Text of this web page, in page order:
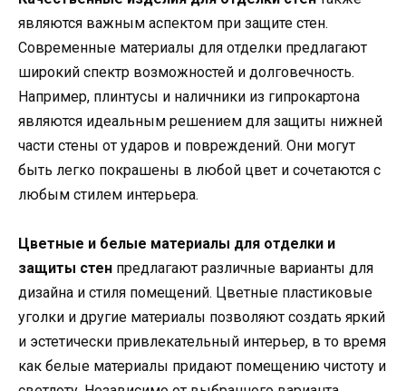
являются важным аспектом при защите стен.
Современные материалы для отделки предлагают
широкий спектр возможностей и долговечность.
Например, плинтусы и наличники из гипрокартона
являются идеальным решением для защиты нижней
части стены от ударов и повреждений. Они могут
быть легко покрашены в любой цвет и сочетаются с
любым стилем интерьера.
Цветные и белые материалы для отделки и
защиты стен предлагают различные варианты для
дизайна и стиля помещений. Цветные пластиковые
уголки и другие материалы позволяют создать яркий
и эстетически привлекательный интерьер, в то время
как белые материалы придают помещению чистоту и